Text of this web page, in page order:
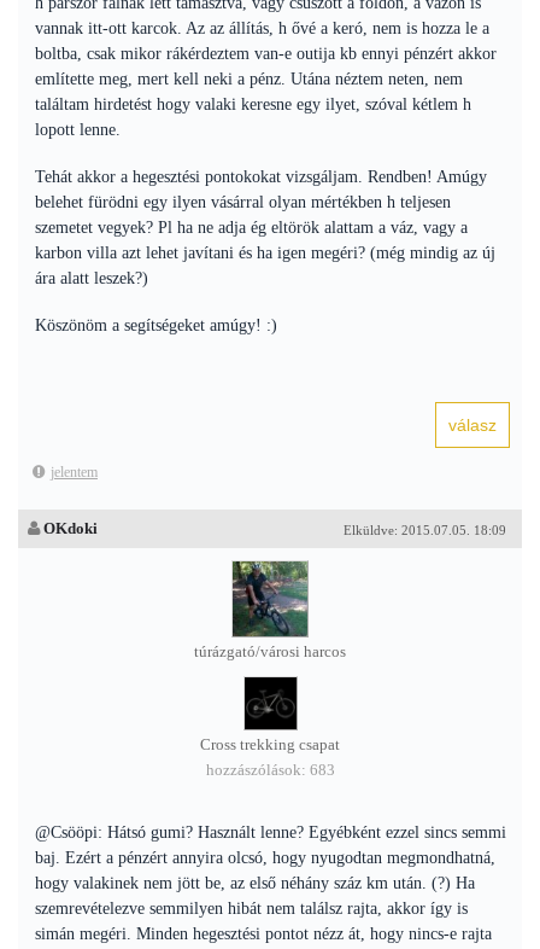
vannak itt-ott karcok. Az az állítás, h ővé a keró, nem is hozza le a
boltba, csak mikor rákérdeztem van-e outija kb ennyi pénzért akkor
említette meg, mert kell neki a pénz. Utána néztem neten, nem
találtam hirdetést hogy valaki keresne egy ilyet, szóval kétlem h
lopott lenne.
Tehát akkor a hegesztési pontokokat vizsgáljam. Rendben! Amúgy
belehet fürödni egy ilyen vásárral olyan mértékben h teljesen
szemetet vegyek? Pl ha ne adja ég eltörök alattam a váz, vagy a
karbon villa azt lehet javítani és ha igen megéri? (még mindig az új
ára alatt leszek?)
Köszönöm a segítségeket amúgy! :)
jelentem
Elküldve: 2015.07.05. 18:09
OKdoki
túrázgató/városi harcos
Cross trekking csapat
hozzászólások: 683
@Csööpi: Hátsó gumi? Használt lenne? Egyébként ezzel sincs semmi
baj. Ezért a pénzért annyira olcsó, hogy nyugodtan megmondhatná,
hogy valakinek nem jött be, az első néhány száz km után. (?) Ha
szemrevételezve semmilyen hibát nem találsz rajta, akkor így is
simán megéri. Minden hegesztési pontot nézz át, hogy nincs-e rajta